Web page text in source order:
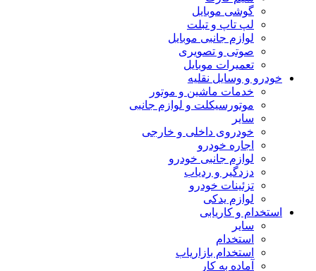
گوشی موبایل
لپ تاپ و تبلت
لوازم جانبی موبایل
صوتی و تصویری
تعمیرات موبایل
خودرو و وسایل نقلیه
خدمات ماشین و موتور
موتورسیکلت و لوازم جانبی
سایر
خودروی داخلی و خارجی
اجاره خودرو
لوازم جانبی خودرو
دزدگیر و ردیاب
تزئینات خودرو
لوازم یدکی
استخدام و کاریابی
سایر
استخدام
استخدام بازاریاب
آماده به کار